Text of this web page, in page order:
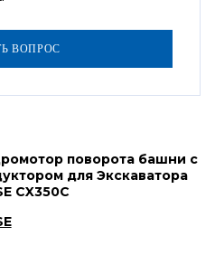
поворота башни с
для Экскаватора
CX350C